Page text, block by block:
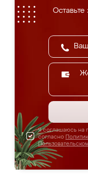
Оставьте
Я соглашаюсь на
согласно